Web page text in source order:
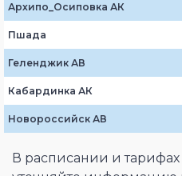
Архипо_Осиповка АК
Пшада
Геленджик АВ
Кабардинка АК
Новороссийск АВ
В расписании и